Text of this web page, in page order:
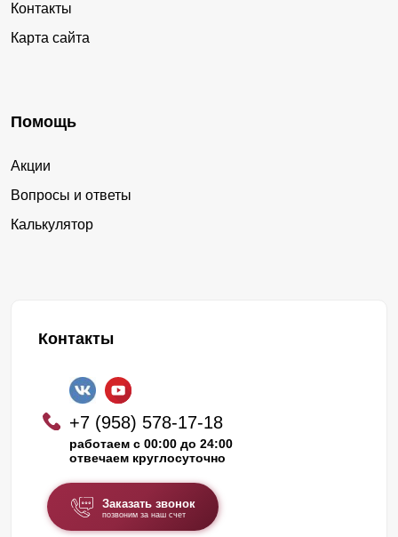
Контакты
Карта сайта
Помощь
Акции
Вопросы и ответы
Калькулятор
Контакты
+7 (958) 578-17-18
работаем с 00:00 до 24:00
отвечаем круглосуточно
Заказать звонок
позвоним за наш счет